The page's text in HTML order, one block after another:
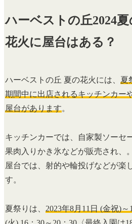
ハーベストの丘2024夏
花火に屋台はある？
ハーベストの丘 夏の花火には、 夏
期間中に出店されるキッチンカー
屋台があります。
キッチンカーでは、自家製ソーセ
果肉入りかき氷などが販売され、
屋台では、射的や輪投げなどが楽
す。
夏祭りは、 2023年8月11日 (金祝)～